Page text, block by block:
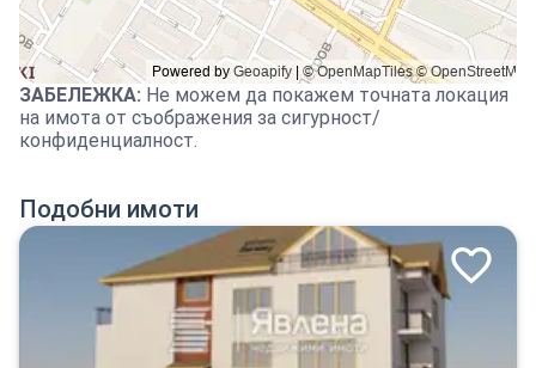
ЗАБЕЛЕЖКА: Не можем да покажем точната локация
на имота от съображения за сигурност/
конфиденциалност.
Подобни имоти